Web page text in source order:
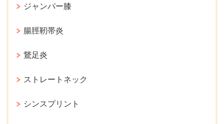
ジャンパー膝
腸脛靭帯炎
鵞足炎
ストレートネック
シンスプリント